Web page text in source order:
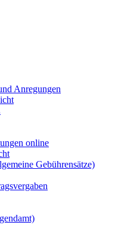
Anregungen
online
Gebührensätze)